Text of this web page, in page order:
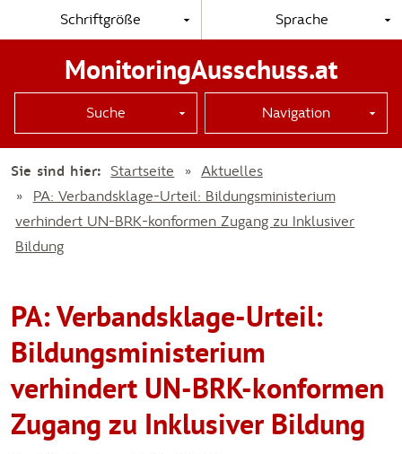
Schriftgröße Sprache
MonitoringAusschuss.at
Suche Navigation
Sie sind hier: Startseite
Aktuelles
PA: Verbandsklage-Urteil: Bildungsministerium
verhindert UN-BRK-konformen Zugang zu Inklusiver
Bildung
PA: Verbandsklage-Urteil:
Bildungsministerium
verhindert UN-BRK-konformen
Zugang zu Inklusiver Bildung